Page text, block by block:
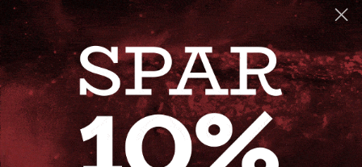
info@steak-out.dk
+45 53644030
Telefontid: man - fre kl. 10-15